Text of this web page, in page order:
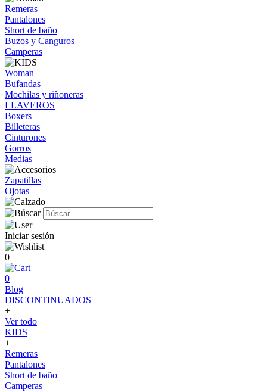
Remeras
Pantalones
Short de baño
Buzos y Canguros
Camperas
Woman
Bufandas
Mochilas y riñoneras
LLAVEROS
Boxers
Billeteras
Cinturones
Gorros
Medias
Zapatillas
Ojotas
Iniciar sesión
0
0
Blog
DISCONTINUADOS
+
Ver todo
KIDS
+
Remeras
Pantalones
Short de baño
Camperas